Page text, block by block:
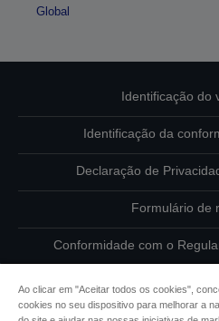
Global
Identificação do
Identificação da
Declaração de
Formulário de
Conformidade com o
Ao clicar em "Aceitar todos os cookies",
cookies no seu dispositivo para melhorar a